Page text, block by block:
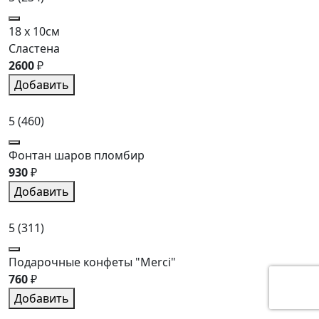
18 x 10см
Сластена
2600₽
Добавить
5(460)
Фонтан шаров пломбир
930₽
Добавить
5(311)
Подарочные конфеты "Merci"
760₽
Добавить